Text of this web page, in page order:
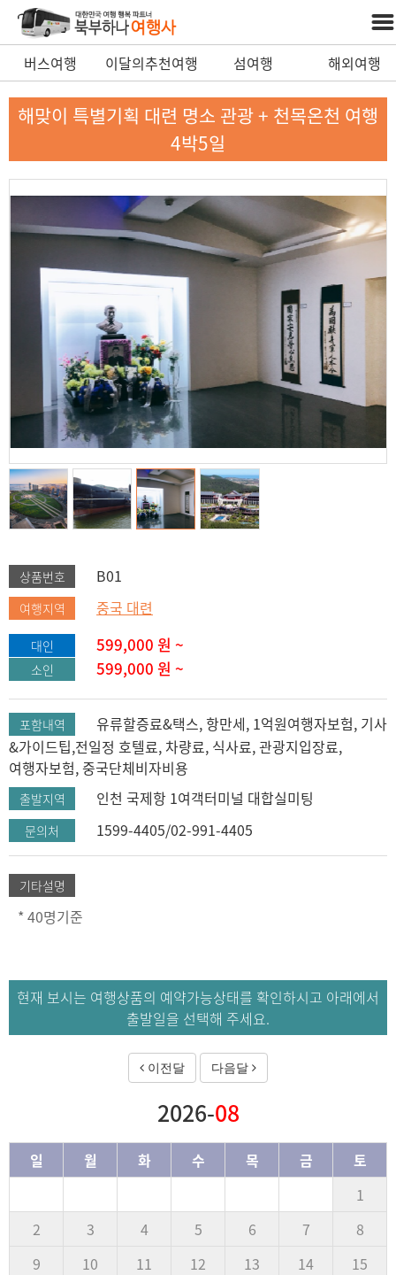
버스여행 이달의추천여행 섬여행 해외여행
해맞이 특별기획 대련 명소 관광 + 천목온천 여행
4박5일
상품번호 B01
여행지역 중국 대련
대인 599,000 원 ~
소인 599,000 원 ~
포함내역
유류할증료&택스, 항만세, 1억원여행자보험, 기사
&가이드팁,전일정 호텔료, 차량료, 식사료, 관광지입장료,
여행자보험, 중국단체비자비용
출발지역 인천 국제항 1여객터미널 대합실미팅
문의처 1599-4405/02-991-4405
기타설명
* 40명기준
현재 보시는 여행상품의 예약가능상태를 확인하시고 아래에서
출발일을 선택해 주세요.
이전달 다음달
2026-08
일 월 화 수 목 금
토
1
2
3 4 5 6 7
8
9
10 11 12 13 14
15